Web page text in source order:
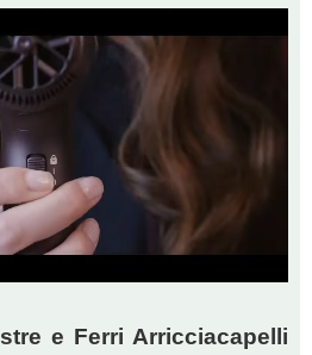
e Ferri Arricciacapelli